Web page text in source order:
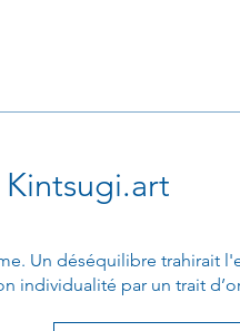
Un déséquilibre trahirait
individualité par un trait